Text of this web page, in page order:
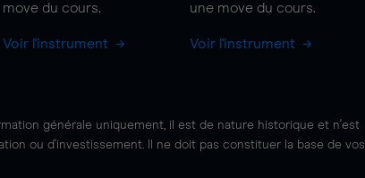
move du cours.
Voir l'instrument
une move du cours.
Voir l'instrument
générale uniquement, il est de nature historique et n'est
ou d'investissement. Il ne doit pas constituer la base de vos